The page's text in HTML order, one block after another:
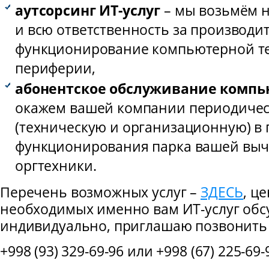
аутсорсинг ИТ-услуг – мы возьмём
и всю ответственность за
функционирование компьютерной
периферии,
абонентское обслуживание
окажем вашей компании
(техническую и организационную) в
функционирования парка вашей
оргтехники.
Перечень возможных услуг – ЗДЕСЬ,
необходимых именно вам ИТ-услуг
индивидуально, приглашаю
+998 (93) 329-69-96 или +998 (67) 225-69-